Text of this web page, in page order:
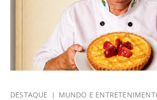
DESTAQUE MUNDO E